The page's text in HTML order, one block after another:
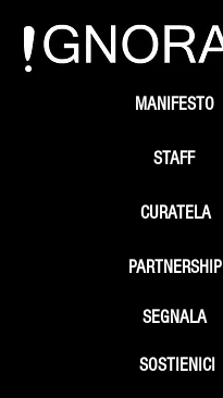
STAFF
SEGNALA
SOSTIENICI
MANIFESTO
PARTNERSHIP
CURATELA